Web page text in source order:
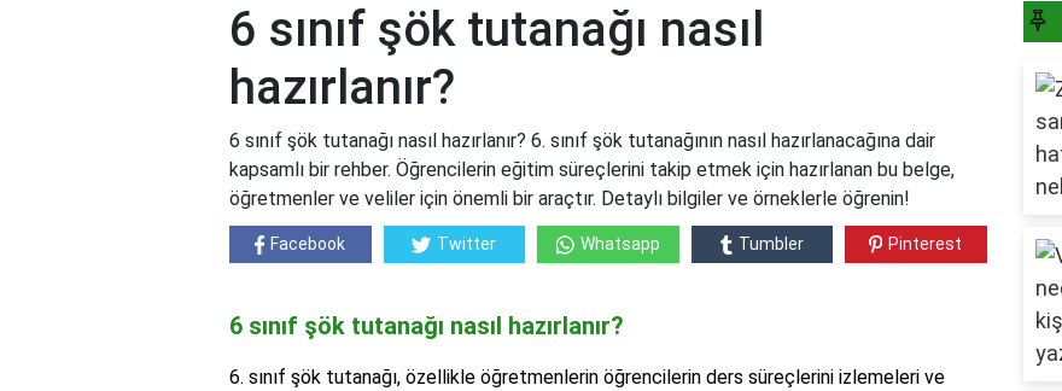
6 sınıf şök tutanağı nasıl
hazırlanır?
6 sınıf şök tutanağı nasıl hazırlanır? 6. sınıf şök tutanağının nasıl hazırlanacağına dair
kapsamlı bir rehber. Öğrencilerin eğitim süreçlerini takip etmek için hazırlanan bu belge,
öğretmenler ve veliler için önemli bir araçtır. Detaylı bilgiler ve örneklerle öğrenin!
Facebook Twitter Whatsapp Tumbler Pinterest
6 sınıf şök tutanağı nasıl hazırlanır?
6. sınıf şök tutanağı, özellikle öğretmenlerin öğrencilerin ders süreçlerini izlemeleri ve